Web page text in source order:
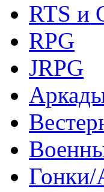
RTS и
RPG
JRPG
Гонки/